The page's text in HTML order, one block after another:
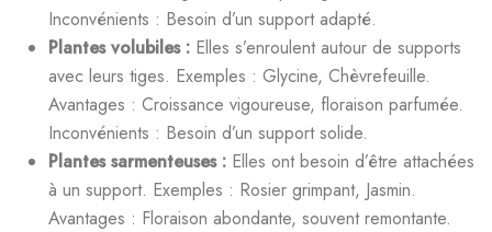
Inconvénients : Besoin d’un support adapté.
Plantes volubiles : Elles s’enroulent autour de supports
avec leurs tiges. Exemples : Glycine, Chèvrefeuille.
Avantages : Croissance vigoureuse, floraison parfumée.
Inconvénients : Besoin d’un support solide.
Plantes sarmenteuses : Elles ont besoin d’être attachées
à un support. Exemples : Rosier grimpant, Jasmin.
Avantages : Floraison abondante, souvent remontante.